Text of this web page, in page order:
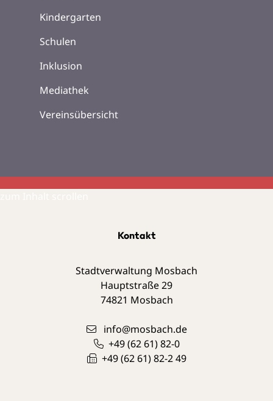
Kindergarten
Schulen
Inklusion
Mediathek
Vereinsübersicht
Kontakt
Stadtverwaltung Mosbach
Hauptstraße 29
74821 Mosbach
info@mosbach.de
+49 (62 61) 82-0
+49 (62 61) 82-2 49